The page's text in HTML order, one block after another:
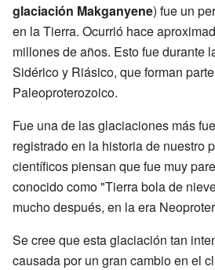
glaciación Makganyene) fue un
en la Tierra. Ocurrió hace
millones de años. Esto fue durante
Sidérico y Riásico, que forman
Paleoproterozoico.
Fue una de las glaciaciones más
registrado en la historia de nuestro
científicos piensan que fue muy
conocido como "Tierra bola de
mucho después, en la era
Se cree que esta glaciación tan
causada por un gran cambio en el